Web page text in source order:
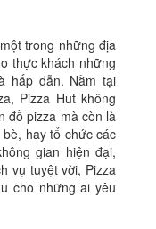
trong những địa
thực khách những
hấp dẫn. Nằm tại
Pizza Hut không
đồ pizza mà còn là
hay tổ chức các
gian hiện đại,
vụ tuyệt vời, Pizza
cho những ai yêu